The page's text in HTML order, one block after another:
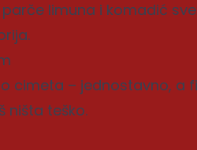
limuna i komadić
cimeta – jednostavno, a
ništa teško.